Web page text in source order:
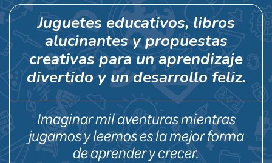
Juguetes educativos, libros
alucinantes y propuestas
creativas para un aprendizaje
divertido y un desarrollo feliz.
Imaginar mil aventuras mientras
jugamos y leemos es la mejor forma
de aprender y crecer.